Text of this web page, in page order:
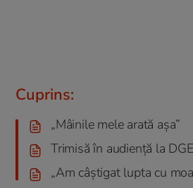
Cuprins:
„Mâinile mele arată așa”
Trimisă în audiență la
„Am câștigat lupta cu